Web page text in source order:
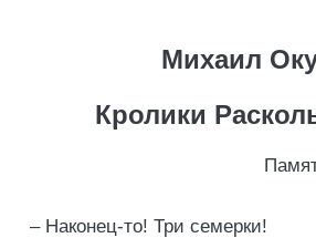
Михаил
Кролики
– Наконец-то! Три семерки!